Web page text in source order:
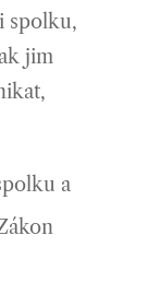
spolku,
jim
a